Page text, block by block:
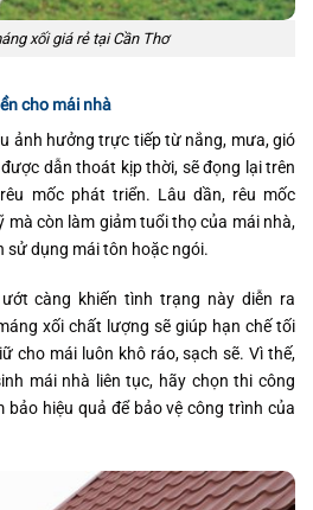
xối giá rẻ tại Cần Thơ
cho mái nhà
ảnh hưởng trực tiếp từ nắng, mưa, gió
dẫn thoát kịp thời, sẽ đọng lại trên
mốc phát triển. Lâu dần, rêu mốc
mà còn làm giảm tuổi thọ của mái nhà,
sử dụng mái tôn hoặc ngói.
càng khiến tình trạng này diễn ra
xối chất lượng sẽ giúp hạn chế tối
cho mái luôn khô ráo, sạch sẽ. Vì thế,
mái nhà liên tục, hãy chọn thi công
bảo hiệu quả để bảo vệ công trình của